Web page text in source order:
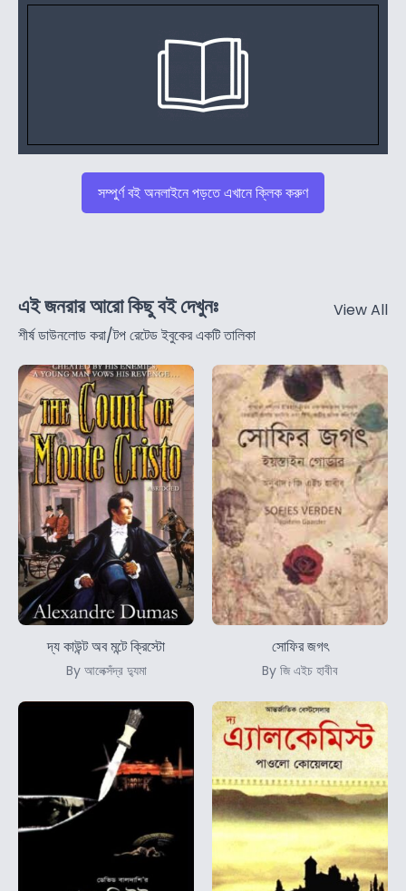
সম্পুর্ণ বই অনলাইনে পড়তে এখানে ক্লিক করুণ
এই জনরার আরো কিছু বই দেখুনঃ
শীর্ষ ডাউনলোড করা/টপ রেটেড ইবুকের একটি তালিকা
View All
দ্য কাউন্ট অব মন্টে ক্রিস্টো
By আলেক্সঁদ্র দ্যুমা
সোফির জগৎ
By জি এইচ হাবীব